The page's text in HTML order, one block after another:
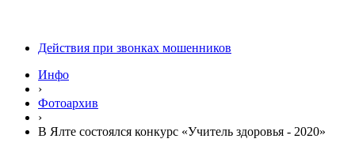
Действия при звонках мошенников
Инфо
›
Фотоархив
›
В Ялте состоялся конкурс «Учитель здоровья - 2020»